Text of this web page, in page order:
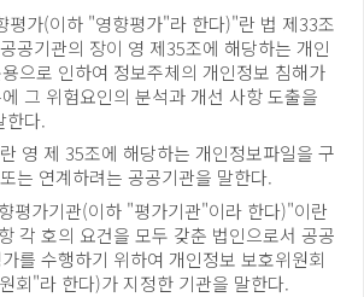
평가(이하 "영향평가"라 한다)"란 법 제33조
공기관의 장이 영 제35조에 해당하는 개인
으로 인하여 정보주체의 개인정보 침해가
그 위험요인의 분석과 개선 사항 도출을
한다.
영 제 35조에 해당하는 개인정보파일을 구
는 연계하려는 공공기관을 말한다.
평가기관(이하 "평가기관"이라 한다)"이란
각 호의 요건을 모두 갖춘 법인으로서 공공
를 수행하기 위하여 개인정보 보호위원회
회"라 한다)가 지정한 기관을 말한다.